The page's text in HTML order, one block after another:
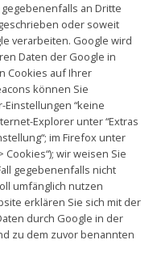
an Dritte
oder soweit
verarbeiten. Google wird
Daten der Google in
Cookies auf Ihrer
können Sie
“keine
Explorer unter “Extras
im Firefox unter
Cookies“); wir weisen Sie
gegebenenfalls nicht
umfänglich nutzen
erklären Sie sich mit der
durch Google in der
zu dem zuvor benannten